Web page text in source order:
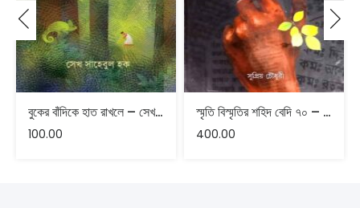
বুকের বাঁদিকে হাত রাখলে – সেখ সাহেবুল হক
100.00
স্মৃতি বিস্মৃতির শহিদ বেদি ৭০ – সুপ্রিয় চৌধুরী
400.00